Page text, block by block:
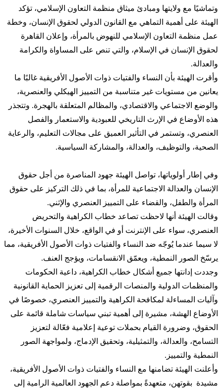
وتماشيًا مع ولايتها ومبادئ ميثاق منظمة التعاون الإسلامي، تؤكد
الهيئة على أهمية التماهي مع القانون الدولي لحقوق الإنسان، وخطة
عمل منظمة التعاون الإسلامي للنهوض بالمرأة، وإعلان القاهرة
لحقوق الإنسان في الإسلام، والتي تنص على المساواة والكرامة
والعدالة.
وأقرت الهيئة بأن النساء والفتيات ذوات الأصول الأفريقية غالبًا ما
يعانين من مستويات غير متناسبة من التمييز الهيكلي والعنصرية،
والوضع الاجتماعي والاقتصادي، والمظالم المتعلقة بالهجرة. وتتجذر
هذه الأوضاع في الإرث التاريخي للعبودية والاستعمار والفصل
العنصري، وتستمر في التأثير العميق على مجالات التعليم، والرعاية
الصحية، والتوظيف، والعدالة، والمشاركة السياسية.
وفي إطار أولوياتها، تواصل الهيئة جهود المناصرة من أجل حقوق
الإنسان والعدالة الاجتماعية للمرأة، بما في ذلك التركيز على حقوق
المرأة والطفل، والقضاء على التمييز العنصري والإثني.
وقالت الهيئة أنها لاحظت تصاعد خطاب الكراهية والتحريض
العنصري، سواء على الإنترنت أو في الواقع، خلال السنوات الأخيرة،
لا سيما عندما يُوجّه ضد النساء والفتيات ذوات الأصول الأفريقية، مما
يرسّخ الصور النمطية، ويعمّق الانقسامات، ويؤجج العنف.
وجددت إدانتها جميع أشكال خطاب الكراهية، داعية الحكومات
والمنظمات الدولية والمنصات الرقمية إلى تعزيز الحماية القانونية
وآليات المساءلة لمكافحة الكراهية والتمييز العنصري، خصوصًا في
الأوضاع الهشة، مشيرة إلى أهمية تبني سياسات شاملة قائمة على
الحقوق، وضرورة القيام بحملات توعية إعلامية فعّالة لتعزيز
التسامح، والعدالة، والتمثيلية، وتحقيق الإدماج، ولمواجهة الصور
النمطية والتمييز.
وأعلنت الهيئة تضامنها مع النساء والفتيات ذوات الأصول الأفريقية،
مشيدة بقوتهن، متعهدةً بمواصلة دعم الجهود العالمية الرامية إلى